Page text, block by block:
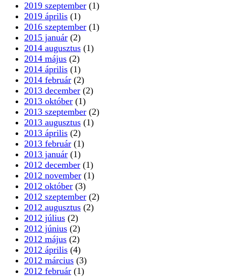
2019 szeptember (1)
2019 április (1)
2016 szeptember (1)
2015 január (2)
2014 augusztus (1)
2014 május (2)
2014 április (1)
2014 február (2)
2013 december (2)
2013 október (1)
2013 szeptember (2)
2013 augusztus (1)
2013 április (2)
2013 február (1)
2013 január (1)
2012 december (1)
2012 november (1)
2012 október (3)
2012 szeptember (2)
2012 augusztus (2)
2012 július (2)
2012 június (2)
2012 május (2)
2012 április (4)
2012 március (3)
2012 február (1)